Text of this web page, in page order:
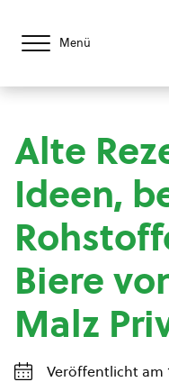
Menü
Alte
Ideen,
Biere
Malz
Veröffentlicht am